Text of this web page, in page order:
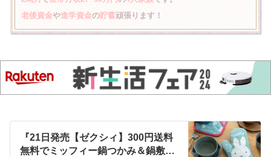
老後資金や進学資金の貯蓄頑張ります！
『21日発売【ゼクシィ】300円送料
無料でミッフィー鍋つかみ＆鍋敷き